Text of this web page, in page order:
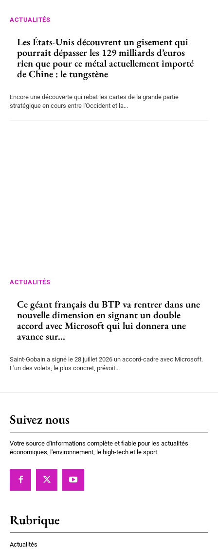
ACTUALITÉS
Les États-Unis découvrent un gisement qui
pourrait dépasser les 129 milliards d’euros
rien que pour ce métal actuellement importé
de Chine : le tungstène
Encore une découverte qui rebat les cartes de la grande partie
stratégique en cours entre l'Occident et la...
ACTUALITÉS
Ce géant français du BTP va rentrer dans une
nouvelle dimension en signant un double
accord avec Microsoft qui lui donnera une
avance sur...
Saint-Gobain a signé le 28 juillet 2026 un accord-cadre avec Microsoft.
L'un des volets, le plus concret, prévoit...
Suivez nous
Votre source d'informations complète et fiable pour les actualités
économiques, l'environnement, le high-tech et le sport.
Rubrique
Actualités